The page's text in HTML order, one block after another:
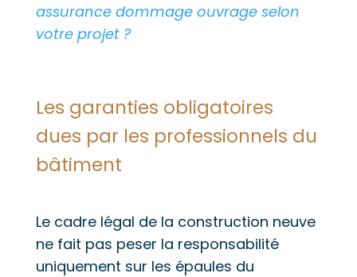
assurance dommage ouvrage selon
votre projet ?
Les garanties obligatoires
dues par les professionnels du
bâtiment
Le cadre légal de la construction neuve
ne fait pas peser la responsabilité
uniquement sur les épaules du